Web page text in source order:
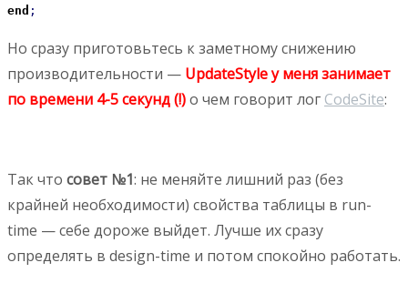
end ;
Но сразу приготовьтесь к заметному снижению
производительности — UpdateStyle у меня занимает
по времени 4-5 секунд (!)о чем говорит лог CodeSite:
Так что совет №1: не меняйте лишний раз (без
крайней необходимости) свойства таблицы в run-
time — себе дороже выйдет. Лучше их сразу
определять в design-time и потом спокойно работать.